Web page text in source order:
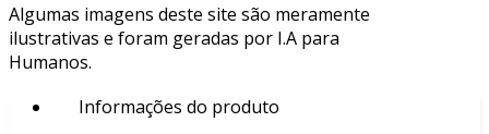
Algumas imagens deste site são meramente
ilustrativas e foram geradas por I.A para
Humanos.
Informações do produto